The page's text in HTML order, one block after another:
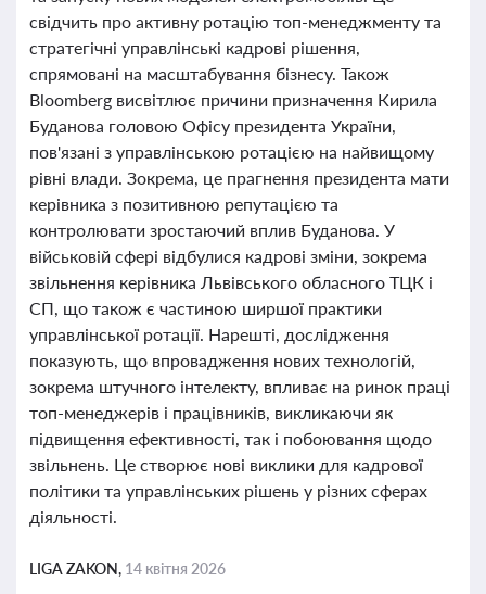
свідчить про активну ротацію топ-менеджменту та
стратегічні управлінські кадрові рішення,
спрямовані на масштабування бізнесу. Також
Bloomberg висвітлює причини призначення Кирила
Буданова головою Офісу президента України,
пов'язані з управлінською ротацією на найвищому
рівні влади. Зокрема, це прагнення президента мати
керівника з позитивною репутацією та
контролювати зростаючий вплив Буданова. У
військовій сфері відбулися кадрові зміни, зокрема
звільнення керівника Львівського обласного ТЦК і
СП, що також є частиною ширшої практики
управлінської ротації. Нарешті, дослідження
показують, що впровадження нових технологій,
зокрема штучного інтелекту, впливає на ринок праці
топ-менеджерів і працівників, викликаючи як
підвищення ефективності, так і побоювання щодо
звільнень. Це створює нові виклики для кадрової
політики та управлінських рішень у різних сферах
діяльності.
LIGA ZAKON, 14 квітня 2026